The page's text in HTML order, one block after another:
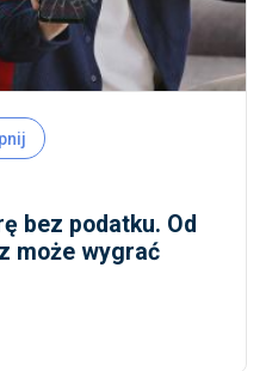
bez podatku. Od
może wygrać